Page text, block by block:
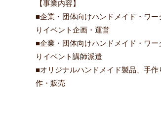
【事業内容】
■企業・団体向けハンドメイド・ワ
りイベント企画・運営
■企業・団体向けハンドメイド・ワ
りイベント講師派遣
■オリジナルハンドメイド製品、手作
作・販売